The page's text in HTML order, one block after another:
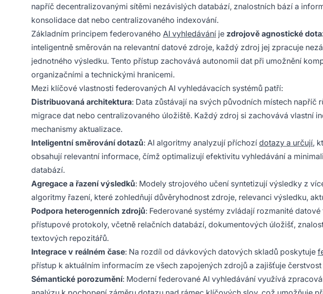
napříč decentralizovanými sítěmi nezávislých databází, znalostních bází a
konsolidace dat nebo centralizovaného indexování.
Základním principem federovaného AI vyhledávání je zdrojově agnostické
inteligentně směrován na relevantní datové zdroje, každý zdroj jej zpracuje
jednotného výsledku. Tento přístup zachovává autonomii dat při umožnění
organizačními a technickými hranicemi.
Mezi klíčové vlastnosti federovaných AI vyhledávacích systémů patří:
Distribuovaná architektura: Data zůstávají na svých původních místech
migrace dat nebo centralizovaného úložiště. Každý zdroj si zachovává vlastní
mechanismy aktualizace.
Inteligentní směrování dotazů: AI algoritmy analyzují příchozí dotazy a určují,
obsahují relevantní informace, čímž optimalizují efektivitu vyhledávání a
databází.
Agregace a řazení výsledků: Modely strojového učení syntetizují výsledky z
algoritmy řazení, které zohledňují důvěryhodnost zdroje, relevanci výsledku,
Podpora heterogenních zdrojů: Federované systémy zvládají rozmanité
přístupové protokoly, včetně relačních databází, dokumentových úložišť,
textových repozitářů.
Integrace v reálném čase: Na rozdíl od dávkových datových skladů poskytuje
přístup k aktuálním informacím ze všech zapojených zdrojů a zajišťuje
Sémantické porozumění: Moderní federované AI vyhledávání využívá